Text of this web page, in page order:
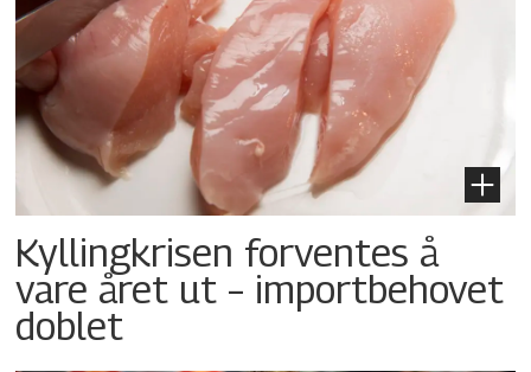
Kyllingkrisen forventes å
vare året ut – importbehovet
doblet